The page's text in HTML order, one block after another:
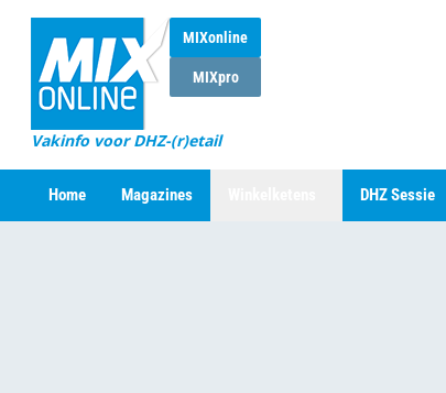
MIXonline
MIXpro
Vakinfo voor DHZ-(r)etail
Home Magazines DHZ Sessie